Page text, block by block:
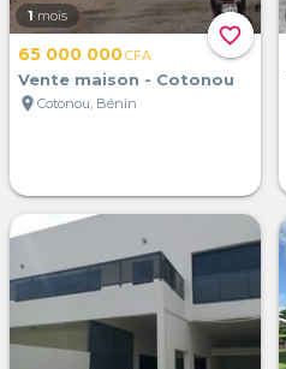
favorite_border
1 mois
65 000 000CFA
Vente maison - Cotonou
location_on Cotonou, Bénin